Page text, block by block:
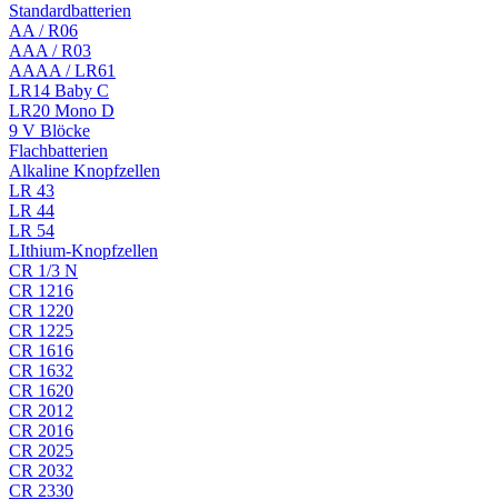
Standardbatterien
AA / R06
AAA / R03
AAAA / LR61
LR14 Baby C
LR20 Mono D
9 V Blöcke
Flachbatterien
Alkaline Knopfzellen
LR 43
LR 44
LR 54
LIthium-Knopfzellen
CR 1/3 N
CR 1216
CR 1220
CR 1225
CR 1616
CR 1632
CR 1620
CR 2012
CR 2016
CR 2025
CR 2032
CR 2330